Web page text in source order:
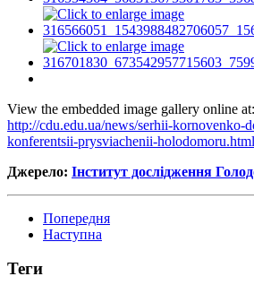
View the embedded image gallery online at:
http://cdu.edu.ua/news/serhii-kornovenko-
konferentsii-prysviachenii-
Джерело: Інститут дослідження
Попередня
Наступна
Теги